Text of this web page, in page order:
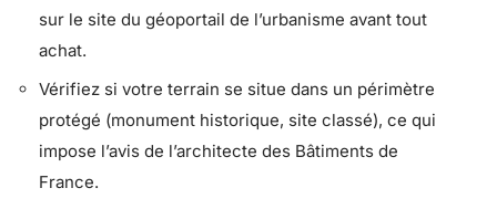
sur le site du géoportail de l’urbanisme avant tout
achat.
Vérifiez si votre terrain se situe dans un périmètre
protégé (monument historique, site classé), ce qui
impose l’avis de l’architecte des Bâtiments de
France.